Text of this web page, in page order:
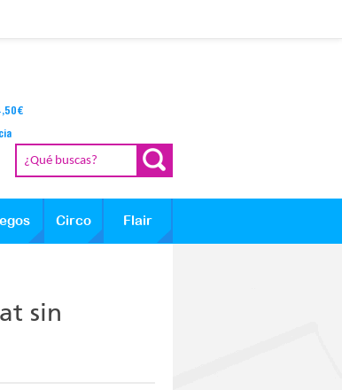
Circo Flair
sin